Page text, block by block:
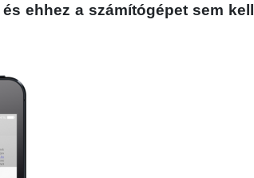
ehhez a számítógépet sem kell